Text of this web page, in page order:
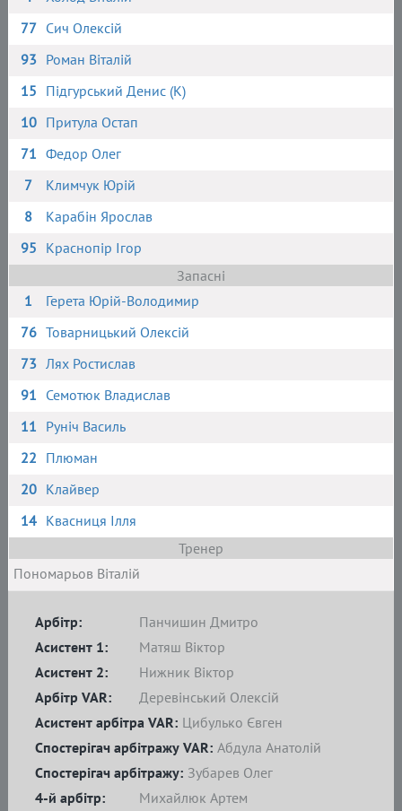
77 Сич Олексій
93 Роман Віталій
15 Підгурський Денис (К)
10 Притула Остап
71 Федор Олег
7
Климчук Юрій
8
Карабін Ярослав
95 Краснопір Ігор
Запасні
1
Герета Юрій-Володимир
76 Товарницький Олексій
73 Лях Ростислав
91 Семотюк Владислав
11 Руніч Василь
22 Плюман
20 Клайвер
14 Квасниця Ілля
Тренер
Пономарьов Віталій
Арбітр:
Панчишин Дмитро
Асистент 1:
Матяш Віктор
Асистент 2:
Нижник Віктор
4-й арбітр: Михайлюк Артем
Спостерігач арбітражу: Зубарев Олег
Арбітр VAR:
Деревінський Олексій
Асистент арбітра VAR: Цибулько Євген
Спостерігач арбітражу VAR: Абдула Анатолій